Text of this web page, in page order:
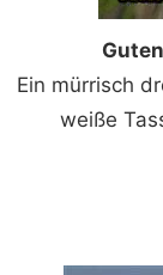
Ein mürrisch
weiße